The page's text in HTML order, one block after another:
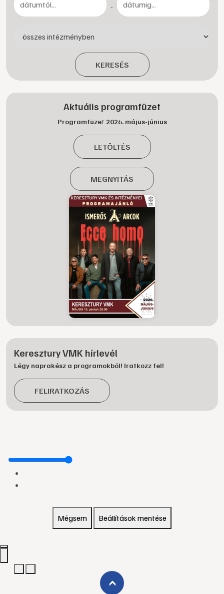
-
KERESÉS
Aktuális programfüzet
Programfüzet 2026. május-június
LETÖLTÉS
MEGNYITÁS
Keresztury VMK hírlevél
Légy naprakész a programokból! Iratkozz fel!
FELIRATKOZÁS
Mégsem Beállítások mentése
›